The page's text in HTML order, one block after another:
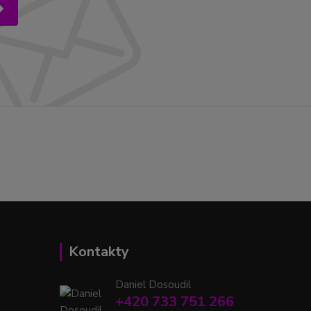
Kontakty
Daniel Dosoudil
+420 733 751 266